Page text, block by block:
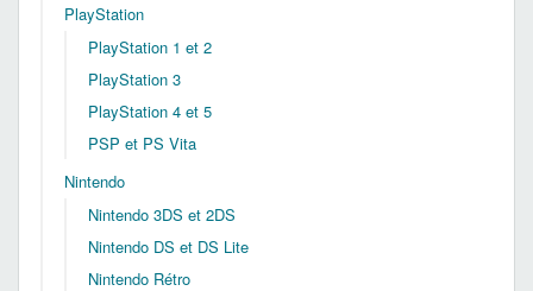
PlayStation
PlayStation 1 et 2
PlayStation 3
PlayStation 4 et 5
PSP et PS Vita
Nintendo
Nintendo 3DS et 2DS
Nintendo DS et DS Lite
Nintendo Rétro